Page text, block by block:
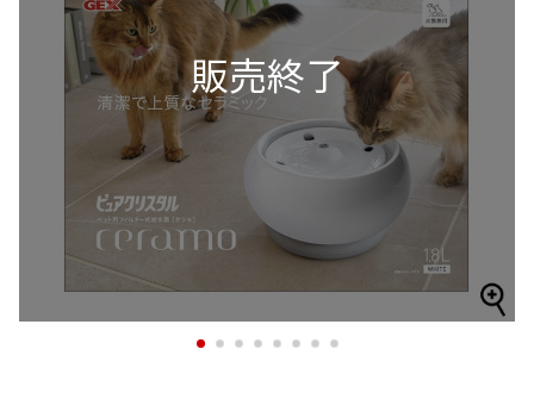
1 2 3 4 5 6 7 8